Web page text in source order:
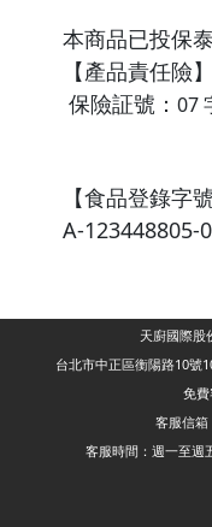
本商品已投保
【產品責任險
保險証號： 07
【食品登錄字
A-123448805-
天廚國際股
台北市中正區衡陽路10號
免
客服信
客服時間：週一至週